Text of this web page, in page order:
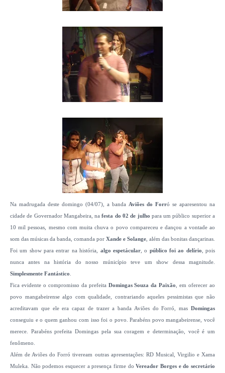
Na madrugada deste domingo (04/07), a banda Aviões do Forró se aparesentou na
cidade de Governador Mangabeira, nafesta do 02 de julho para um público superior a
10 mil pessoas, mesmo com muita chuva o povo compareceu e dançou a vontade ao
som das músicas da banda, comanda por Xande e Solange , além das bonitas dançarinas.
Foi um show para entrar na história, algo espetácular, o público foi ao delírio , pois
nunca antes na história do nosso múnicípio teve um show dessa magnitude.
Simplesmente Fantástico
Fica evidente o compromisso da prefeita Domingas Souza da Paixão
, em oferecer ao
povo mangabeirense algo com qualidade, contrariando aqueles pessimistas que não
acreditavam que ele era capaz de trazer a banda Aviões do Forró, mas Domingas
conseguiu e o quem ganhou com isso foi o povo. Parabéns povo mangabeirense, você
merece. Parabéns prefeita Domingas pela sua coragem e determinação, você é um
fenômeno.
Além de Aviões do Forró tiveream outras apresentações: RD Musical, Virgilio e Xama
Muleka. Não podemos esquecer a presença firme doVereador Borges e do secretário